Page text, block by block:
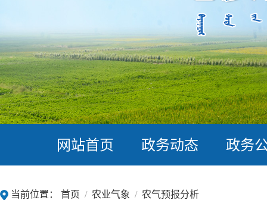
网站首页 政务动态 政务
当前位置： 首页 / 农业气象 / 农气预报分析